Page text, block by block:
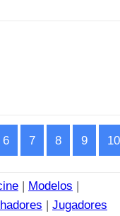
6 7 8 9 10
| Modelos |
| Jugadores